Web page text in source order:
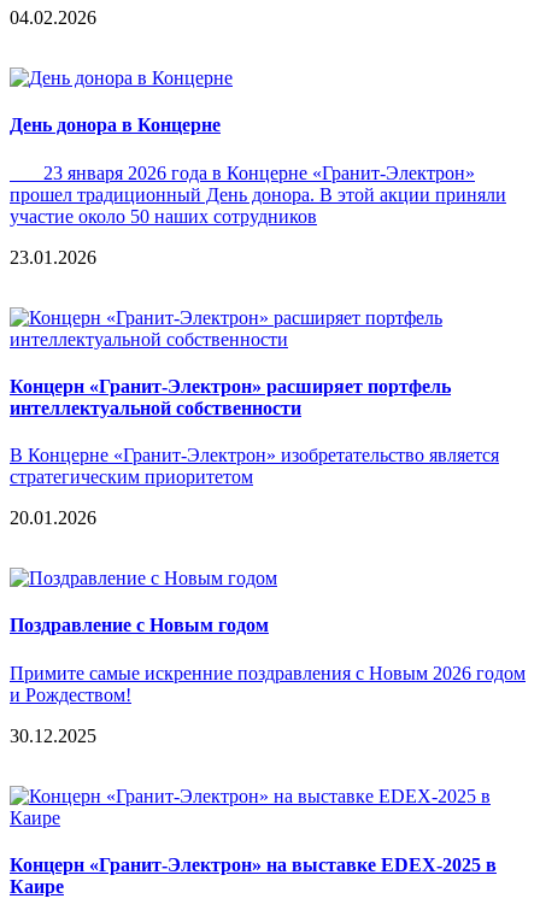
04.02.2026
День донора в Концерне
23 января 2026 года в Концерне «Гранит-Электрон»
прошел традиционный День донора. В этой акции приняли
участие около 50 наших сотрудников
23.01.2026
Концерн «Гранит-Электрон» расширяет портфель
интеллектуальной собственности
В Концерне «Гранит-Электрон» изобретательство является
стратегическим приоритетом
20.01.2026
Поздравление с Новым годом
Примите самые искренние поздравления с Новым 2026 годом
и Рождеством!
30.12.2025
Концерн «Гранит-Электрон» на выставке EDEX-2025 в
Каире